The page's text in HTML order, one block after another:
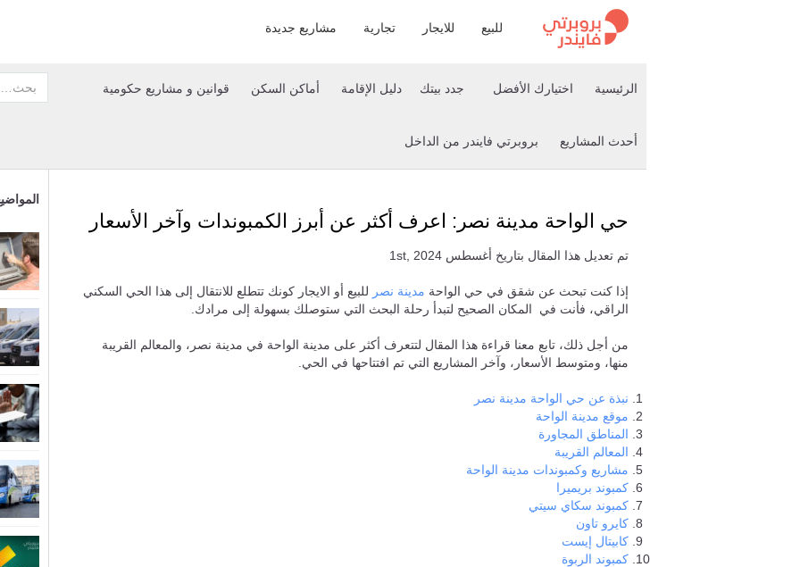
للبيع للايجار تجارية مشاريع جديدة
قوانين و مشاريع حكومية أماكن السكن دليل الإقامة جدد بيتك اختيارك الأفضل الرئيسية
بروبرتي فايندر من الداخل أحدث المشاريع
حي الواحة مدينة نصر: اعرف أكثر عن أبرز الكمبوندات وآخر الأسعار
تم تعديل هذا المقال بتاريخ أغسطس 1st, 2024
إذا كنت تبحث عن شقق في حي الواحة مدينة نصر للبيع أو الايجار كونك تتطلع للانتقال إلى هذا الحي السكني
الراقي، فأنت في المكان الصحيح لتبدأ رحلة البحث التي ستوصلك بسهولة إلى مرادك.
من أجل ذلك، تابع معنا قراءة هذا المقال لتتعرف أكثر على مدينة الواحة في مدينة نصر، والمعالم القريبة
منها، ومتوسط الأسعار، وآخر المشاريع التي تم افتتاحها في الحي.
نبذة عن حي الواحة مدينة نصر
موقع مدينة الواحة
المناطق المجاورة
المعالم القريبة
مشاريع وكمبوندات مدينة الواحة
كمبوند بريميرا
كمبوند سكاي سيتي
كايرو تاون
كابيتال إيست
كمبوند الربوة